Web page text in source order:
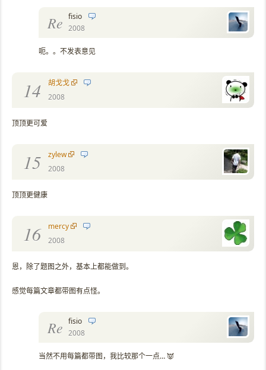
Re fisio
2008
呃。。不发表意见
14
胡戈戈
2008
顶顶更可爱
15
zylew
2008
顶顶更健康
16
mercy
2008
恩，除了题图之外，基本上都能做到。
感觉每篇文章都带图有点怪。
Re fisio
2008
当然不用每篇都带图，我比较那个一点… 👿